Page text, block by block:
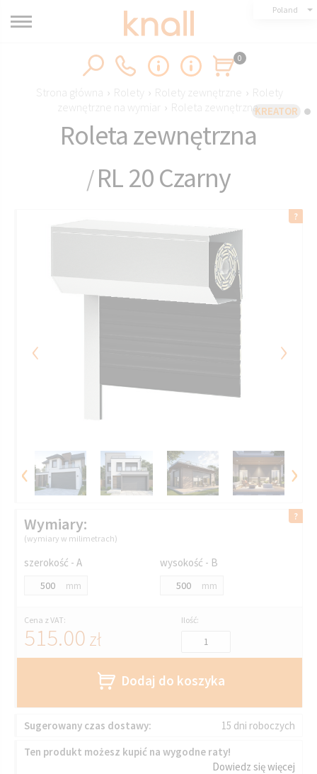
KREATOR
Poland
0
Strona główna › Rolety › Rolety zewnętrzne › Rolety
zewnętrzne na wymiar › Roleta zewnętrzna
Roleta zewnętrzna
/RL 20 Czarny
‹ ›
‹ ›
Wymiary:
(wymiary w milimetrach)
szerokość - A
mm
wysokość - B
mm
Cena z VAT:
515.00 zł
Ilość:
Dodaj do koszyka
Sugerowany czas dostawy:
15 dni roboczych
Ten produkt możesz kupić na wygodne raty!
Dowiedz się więcej